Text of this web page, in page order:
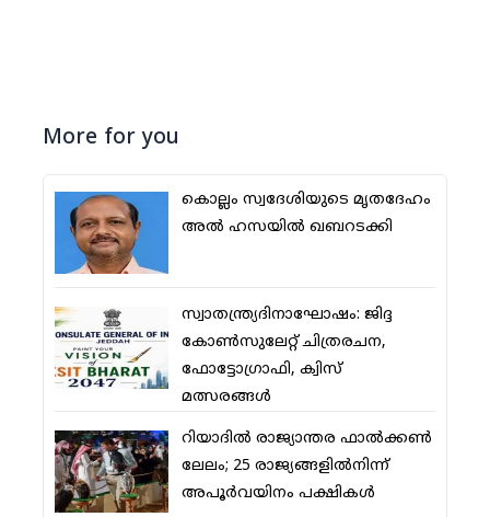
More for you
കൊല്ലം സ്വദേശിയുടെ മൃതദേഹം
അല്‍ ഹസയില്‍ ഖബറടക്കി
സ്വാതന്ത്ര്യദിനാഘോഷം: ജിദ്ദ
കോണ്‍സുലേറ്റ് ചിത്രരചന,
ഫോട്ടോഗ്രാഫി, ക്വിസ്
മത്സരങ്ങള്‍
റിയാദില്‍ രാജ്യാന്തര ഫാല്‍ക്കണ്‍
ലേലം; 25 രാജ്യങ്ങളില്‍നിന്ന്
അപൂര്‍വയിനം പക്ഷികള്‍